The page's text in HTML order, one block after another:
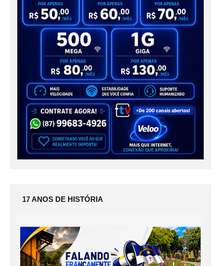
17 ANOS DE HISTÓRIA